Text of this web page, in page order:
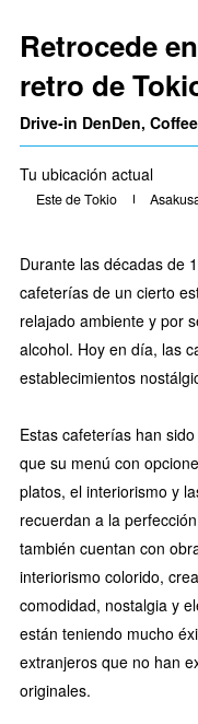
Retrocede
retro de
Drive-in DenDen,
Tu ubicación actual
Este de Tokio
Durante las décadas de
cafeterías de un cierto
relajado ambiente y por
alcohol. Hoy en día, las
establecimientos
Estas cafeterías han
que su menú con
platos, el interiorismo y
recuerdan a la
también cuentan con
interiorismo colorido,
comodidad, nostalgia y
están teniendo mucho
extranjeros que no han
originales.